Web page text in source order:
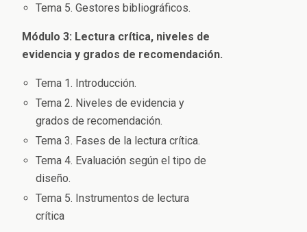
Tema 5. Gestores bibliográficos.
Módulo 3: Lectura crítica, niveles de
evidencia y grados de recomendación.
Tema 1. Introducción.
Tema 2. Niveles de evidencia y
grados de recomendación.
Tema 3. Fases de la lectura crítica.
Tema 4. Evaluación según el tipo de
diseño.
Tema 5. Instrumentos de lectura
crítica